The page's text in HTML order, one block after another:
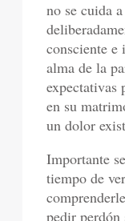
no se cuida
consciente e
alma de la
expectativas
en su
un dolor
Importante
tiempo de
pedir